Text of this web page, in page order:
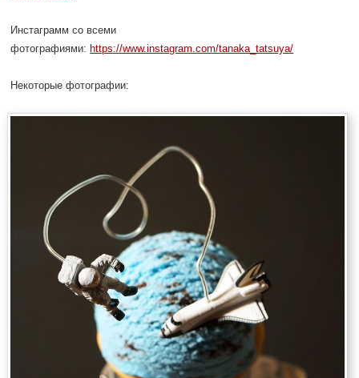
Инстаграмм со всеми
фотографиями: https://www.instagram.com/tanaka_tatsuya/
Некоторые фотографии: